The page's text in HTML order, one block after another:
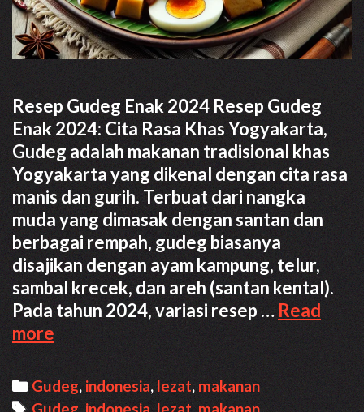
Resep Gudeg Enak 2024 Resep Gudeg
Enak 2024: Cita Rasa Khas Yogyakarta,
Gudeg adalah makanan tradisional khas
Yogyakarta yang dikenal dengan cita rasa
manis dan gurih. Terbuat dari nangka
muda yang dimasak dengan santan dan
berbagai rempah, gudeg biasanya
disajikan dengan ayam kampung, telur,
sambal krecek, dan areh (santan kental).
Pada tahun 2024, variasi resep … Read
moreResep
Gudeg
Enak
2024:
Categories
Gudeg, indonesia, lezat, makanan
Tags